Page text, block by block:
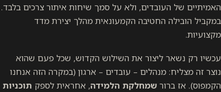
האמיתיים של העובדים, ולא על סמך שיחות איתור צרכים בלבד.
במקביל הובילה החטיבה הקמעונאית מהלך יצירת מדד
מקצועיות.
עכשיו רק נשאר ליצור את השילוש הקדוש, שכל פעם שהוא
נוצר זה מצליח: מנהלים – עובדים – ארגון (במקרה הזה אנחנו
הקמפוס). אז ברור שמחלקת הלמידה, אחראית לספק תוכניות